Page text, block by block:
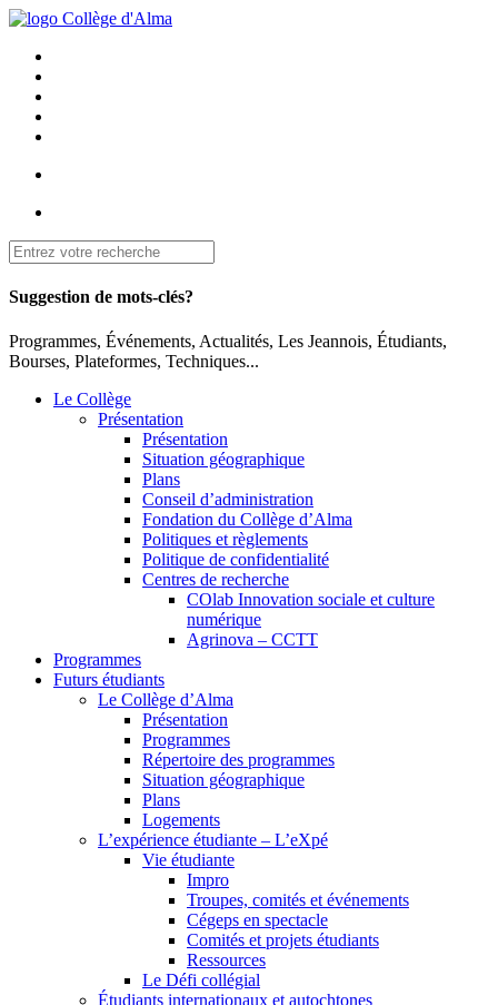
Suggestion de mots-clés?
Programmes, Événements, Actualités, Les Jeannois, Étudiants,
Bourses, Plateformes, Techniques...
Le Collège
Présentation
Présentation
Situation géographique
Plans
Conseil d’administration
Fondation du Collège d’Alma
Politiques et règlements
Politique de confidentialité
Centres de recherche
COlab Innovation sociale et culture
numérique
Agrinova – CCTT
Programmes
Futurs étudiants
Le Collège d’Alma
Présentation
Programmes
Répertoire des programmes
Situation géographique
Plans
Logements
L’expérience étudiante – L’eXpé
Vie étudiante
Impro
Troupes, comités et événements
Cégeps en spectacle
Comités et projets étudiants
Ressources
Le Défi collégial
Étudiants internationaux et autochtones